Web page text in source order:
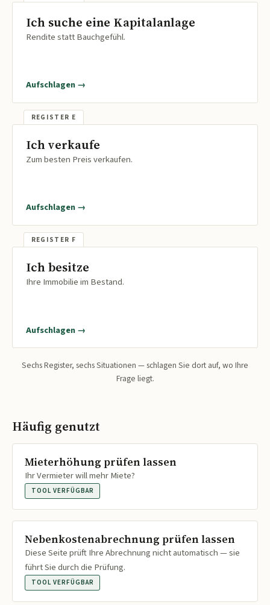
Ich suche eine Kapitalanlage
Rendite statt Bauchgefühl.
Aufschlagen →
Ich verkaufe
Zum besten Preis verkaufen.
Aufschlagen →
Ich besitze
Ihre Immobilie im Bestand.
Aufschlagen →
Sechs Register, sechs Situationen — schlagen Sie dort auf, wo Ihre
Frage liegt.
Häufig genutzt
Mieterhöhung prüfen lassen
Ihr Vermieter will mehr Miete?
TOOL VERFÜGBAR
Nebenkostenabrechnung prüfen lassen
Diese Seite prüft Ihre Abrechnung nicht automatisch — sie
führt Sie durch die Prüfung.
TOOL VERFÜGBAR